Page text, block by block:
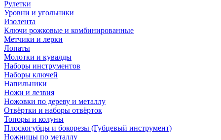
Рулетки
Уровни и угольники
Изолента
Ключи рожковые и комбинированные
Метчики и лерки
Лопаты
Молотки и кувалды
Наборы инструментов
Наборы ключей
Напильники
Ножи и лезвия
Ножовки по дереву и металлу
Отвёртки и наборы отвёрток
Топоры и колуны
Плоскогубцы и бокорезы (Губцевый инструмент)
Ножницы по металлу